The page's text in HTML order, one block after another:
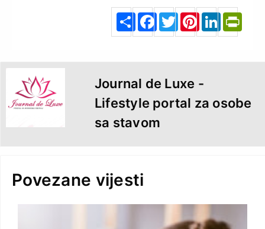
S
ha
e
F
a
b
o
o
k
T
w
e
r
P
re
s
t
L
d
I
n
Journal de Luxe -
Lifestyle portal za osobe
sa stavom
Povezane vijesti